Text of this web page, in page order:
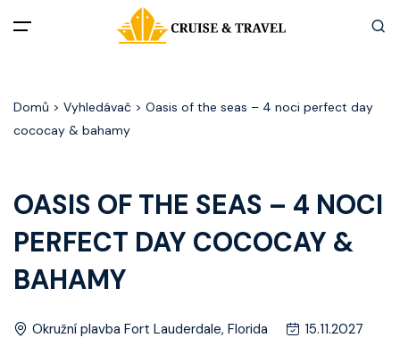
Akční nabídky
Zážitky z plaveb
Užitečné informace
Domů > Vyhledávač > Oasis of the seas – 4 noci perfect day
cococay & bahamy
OASIS OF THE SEAS – 4 NOCI
PERFECT DAY COCOCAY &
BAHAMY
Okružní plavba Fort Lauderdale, Florida 15.11.2027